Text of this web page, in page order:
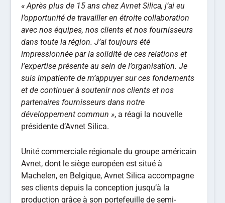
« Après plus de 15 ans chez Avnet Silica, j’ai eu
l’opportunité de travailler en étroite collaboration
avec nos équipes, nos clients et nos fournisseurs
dans toute la région. J’ai toujours été
impressionnée par la solidité de ces relations et
l’expertise présente au sein de l’organisation. Je
suis impatiente de m’appuyer sur ces fondements
et de continuer à soutenir nos clients et nos
partenaires fournisseurs dans notre
développement commun », a réagi la nouvelle
présidente d’Avnet Silica.
Unité commerciale régionale du groupe américain
Avnet, dont le siège européen est situé à
Machelen, en Belgique, Avnet Silica accompagne
ses clients depuis la conception jusqu’à la
production grâce à son portefeuille de semi-